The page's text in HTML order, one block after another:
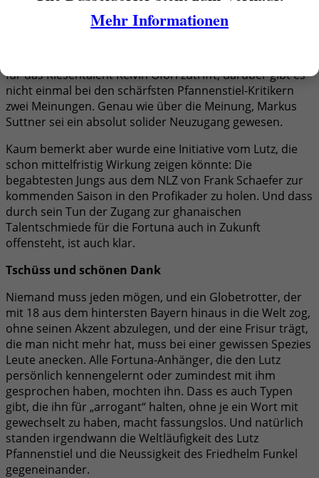
System hat er schlecht gepasst, zumal ja Friedhelms
Probleme mit Kickern, die nicht deutsch sprechen,
für das Riesentalent Kelvin Ofori zutrifft, darüber gibt es
nicht einmal bei den schärfsten Pfannenstiel-Kritikern
zwei Meinungen. Genau wie über die Meinung, Markus
Suttner sei ein absolut solider Neuzugang gewesen.
Kaum bemerkt aber wurde eine Initiative vom Lutz, die
schon mittelfristig Wirkung zeigen könnte: Die
begabtesten Jungs aus dem NLZ von Frank Schaefer zur
kommenden Saison in den Profikader zu holen. Und dass
durch sein Tun der Zugang zur ghanaischen
Talentschmiede für die Fortuna auch in Zukunft
offensteht, ist auch klar.
Tschüss und schönen Dank
Niemand muss jeden mögen, und ein Globetrotter, der
mit 18 aus dem hintersten Bayern hinaus in die Welt zog,
ohne seinen Akzent abzulegen, und der eine Frisur trägt,
die man nicht mehr hat, muss bei einer gewissen Spezies
Leute anecken. Alle Fortuna-Anhänger, die den Lutz
persönlich kennengelernt oder zumindest mit ihm
gesprochen haben, mochten ihn. Dass es auch Typen
gibt, die ihn für „arrogant“ halten, ohne je ein Wort mit
gewechselt zu haben, macht fassungslos. Und natürlich
standen irgendwann die Weltläufigkeit des Lutz
Pfannenstiel und die Neussigkeit des Friedhelm Funkel
gegeneinander.
Mehr Informationen